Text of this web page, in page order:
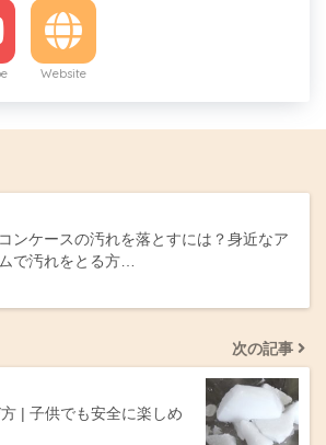
Website
ンケースの汚れを落とすには？身近なア
で汚れをとる方…
次の記事
| 子供でも安全に楽しめ